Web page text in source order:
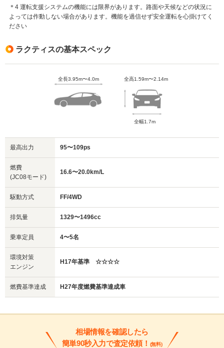
＊4 運転支援システムの機能には限界があります。路面や天候などの状況に
よっては作動しない場合があります。機能を過信せず安全運転を心掛けてく
ださい
ラクティスの基本スペック
全長3.95m〜4.0m 全高1.59m〜2.14m
全幅1.7m
最高出力 95〜109ps
燃費
(JC08モード)
16.6〜20.0km/L
駆動方式 FF/4WD
排気量 1329〜1496cc
乗車定員 4〜5名
環境対策
エンジン
H17年基準 ☆☆☆☆
燃費基準達成 H27年度燃費基準達成車
相場情報を確認したら
簡単90秒入力で査定依頼！ (無料)